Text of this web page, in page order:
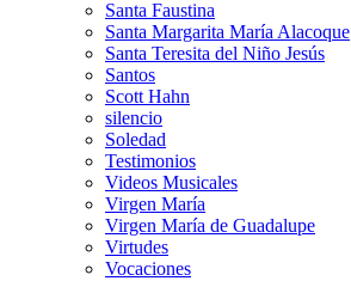
Santa Faustina
Santa Margarita María Alacoque
Santa Teresita del Niño Jesús
Santos
Scott Hahn
silencio
Soledad
Testimonios
Videos Musicales
Virgen María
Virgen María de Guadalupe
Virtudes
Vocaciones